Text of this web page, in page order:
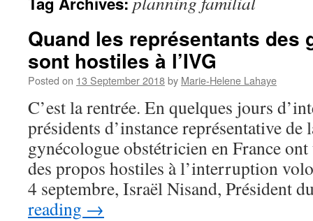
Quand les représentants des
sont hostiles à l’IVG
Posted on 13 September 2018by Marie-Helene Lahaye
C’est la rentrée. En quelques jours
présidents d’instance représentative de
gynécologue obstétricien en France ont
des propos hostiles à l’interruption
4 septembre, Israël Nisand, Président
reading →